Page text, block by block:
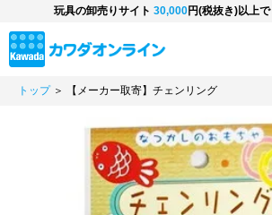
玩具の卸売りサイト 30,000円(税抜き)以上で
トップ＞ 【メーカー取寄】チェンリング